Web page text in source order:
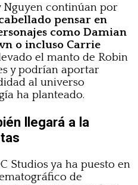
Nguyen continúan por
pensar en
como Damian
o incluso Carrie
el manto de Robin
y podrían aportar
al universo
ha planteado.
llegará a la
Studios ya ha puesto en
de